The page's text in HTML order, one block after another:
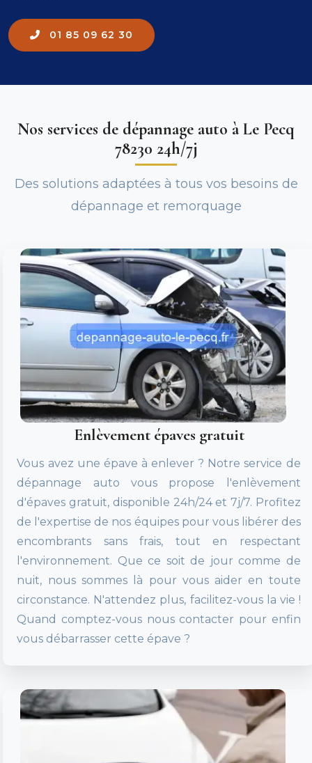
01 85 09 62 30
Nos services de dépannage auto à Le Pecq
78230 24h/7j
Des solutions adaptées à tous vos besoins de
dépannage et remorquage
Enlèvement épaves gratuit
Vous avez une épave à enlever ? Notre service de
dépannage auto vous propose l'enlèvement
d'épaves gratuit, disponible 24h/24 et 7j/7. Profitez
de l'expertise de nos équipes pour vous libérer des
encombrants sans frais, tout en respectant
l'environnement. Que ce soit de jour comme de
nuit, nous sommes là pour vous aider en toute
circonstance. N'attendez plus, facilitez-vous la vie !
Quand comptez-vous nous contacter pour enfin
vous débarrasser cette épave ?